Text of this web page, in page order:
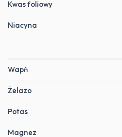
Kwas foliowy
Niacyna
Wapń
Żelazo
Potas
Magnez